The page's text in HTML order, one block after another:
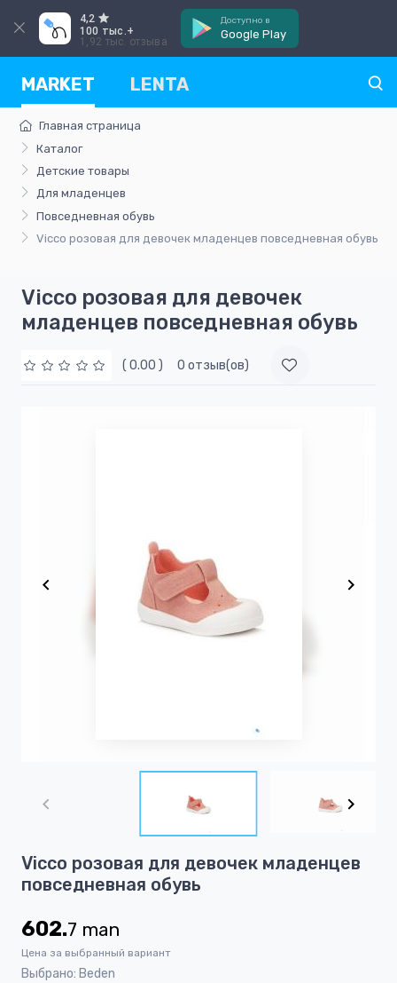
4,2
100 тыс.+
1,92 тыс. отзыва
Доступно в
Google Play
MARKET LENTA
Главная страница
Каталог
Детские товары
Для младенцев
Повседневная обувь
Vicco розовая для девочек младенцев повседневная обувь
Vicco розовая для девочек
младенцев повседневная обувь
( 0.00 ) 0 отзыв(ов)
1
of
Vicco розовая для девочек младенцев
повседневная обувь
602.7 man
Цена за выбранный вариант
Выбрано: Beden